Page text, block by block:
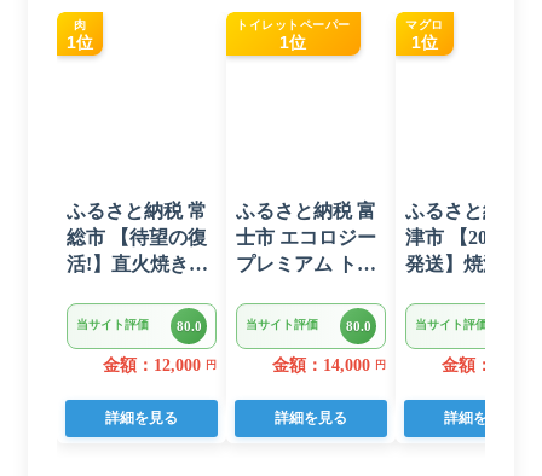
肉
1位
ふるさと納税 常
総市 【待望の復
活!】直火焼きハ
ラスソース 3kg
22個入り
当サイト評価 80.0
金額：12,000 円
詳細を見る
トイレットペーパー
1位
ふるさと納税 富
士市 エコロジー
プレミアム トイ
ダブル 96ロール
日用品 人気
当サイト評価 80.0
金額：14,000 円
詳細を見る
マグロ
1位
ふるさと納税
津市 【2026年6
発送】焼津 マ
ト F4 ねぎとろ
(a10-875202606)
当サイト評価
金額：11,000
詳細を見る